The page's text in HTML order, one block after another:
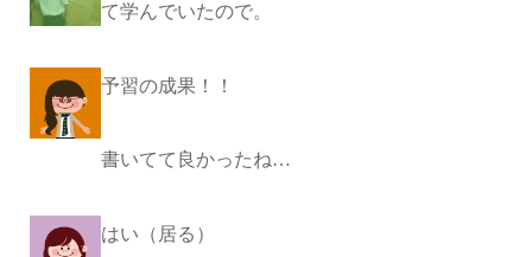
て学んでいたので。
予習の成果！！
書いてて良かったね…
はい（居る）